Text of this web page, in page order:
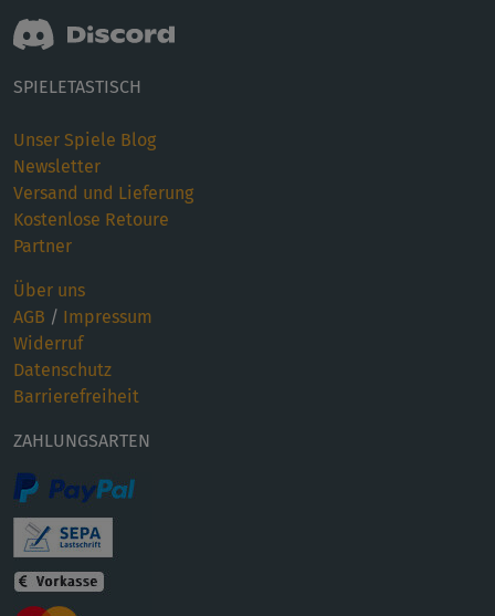
SPIELETASTISCH
Unser Spiele Blog
Newsletter
Versand und Lieferung
Kostenlose Retoure
Partner
Über uns
AGB / Impressum
Widerruf
Datenschutz
Barrierefreiheit
ZAHLUNGSARTEN